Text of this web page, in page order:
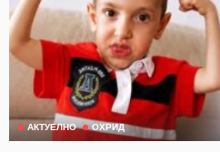
АКТУЕЛНО ОХРИД